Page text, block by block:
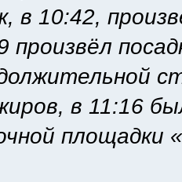
в 10:42,
произвёл
в 11:16
площадки